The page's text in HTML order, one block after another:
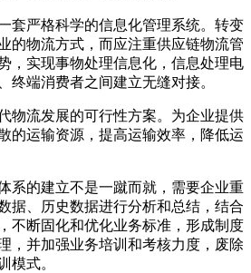
套严格科学的信息化管理系统。转变
的物流方式，而应注重供应链物流管
，实现事物处理信息化，信息处理电
终端消费者之间建立无缝对接。
物流发展的可行性方案。为企业提供
的运输资源，提高运输效率，降低运
系的建立不是一蹴而就，需要企业重
据、历史数据进行分析和总结，结合
不断固化和优化业务标准，形成制度
，并加强业务培训和考核力度，废除
模式。